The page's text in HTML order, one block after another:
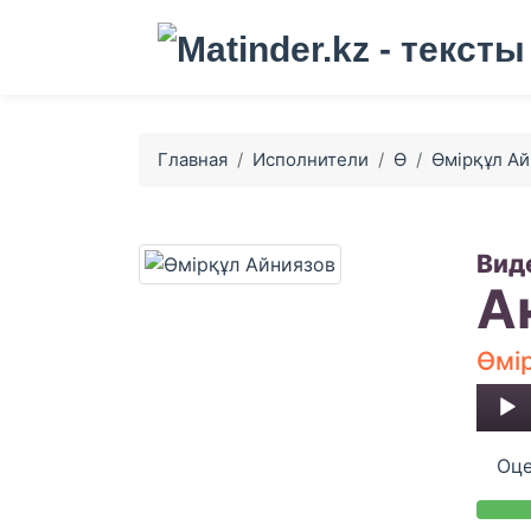
Главная Исполнители Ө Өмірқұл
Audio
Player